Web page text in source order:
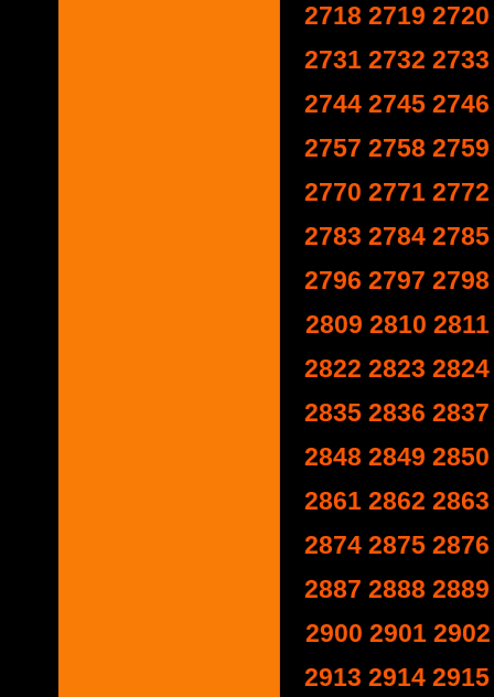
2718 2719 2720
2731 2732 2733
2744 2745 2746
2757 2758 2759
2770 2771 2772
2783 2784 2785
2796 2797 2798
2809 2810 2811
2822 2823 2824
2835 2836 2837
2848 2849 2850
2861 2862 2863
2874 2875 2876
2887 2888 2889
2900 2901 2902
2913 2914 2915